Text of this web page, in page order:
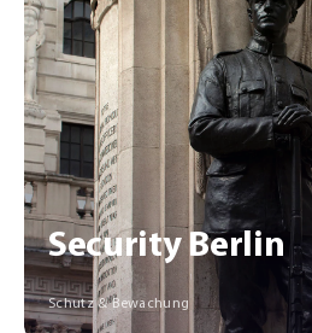
Security Berlin
Schutz & Bewachung